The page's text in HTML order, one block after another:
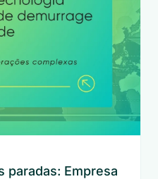
paradas: Empresa